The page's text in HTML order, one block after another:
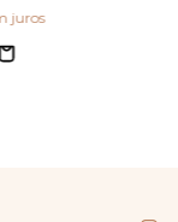
juros